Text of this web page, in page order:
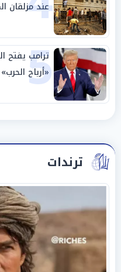
عند مزلقان
5
ترامب يفتح
«أرباح الحرب»
ترندات